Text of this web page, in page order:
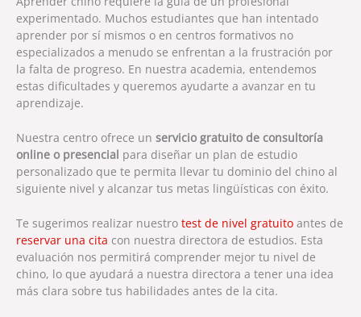
experimentado. Muchos estudiantes que han intentado
aprender por sí mismos o en centros formativos no
especializados a menudo se enfrentan a la frustración por
la falta de progreso. En nuestra academia, entendemos
estas dificultades y queremos ayudarte a avanzar en tu
aprendizaje.
Nuestra centro ofrece un servicio gratuito de consultoría
online o presencial para diseñar un plan de estudio
personalizado que te permita llevar tu dominio del chino al
siguiente nivel y alcanzar tus metas lingüísticas con éxito.
Te sugerimos realizar nuestro test de nivel gratuito antes de
reservar una cita con nuestra directora de estudios. Esta
evaluación nos permitirá comprender mejor tu nivel de
chino, lo que ayudará a nuestra directora a tener una idea
más clara sobre tus habilidades antes de la cita.